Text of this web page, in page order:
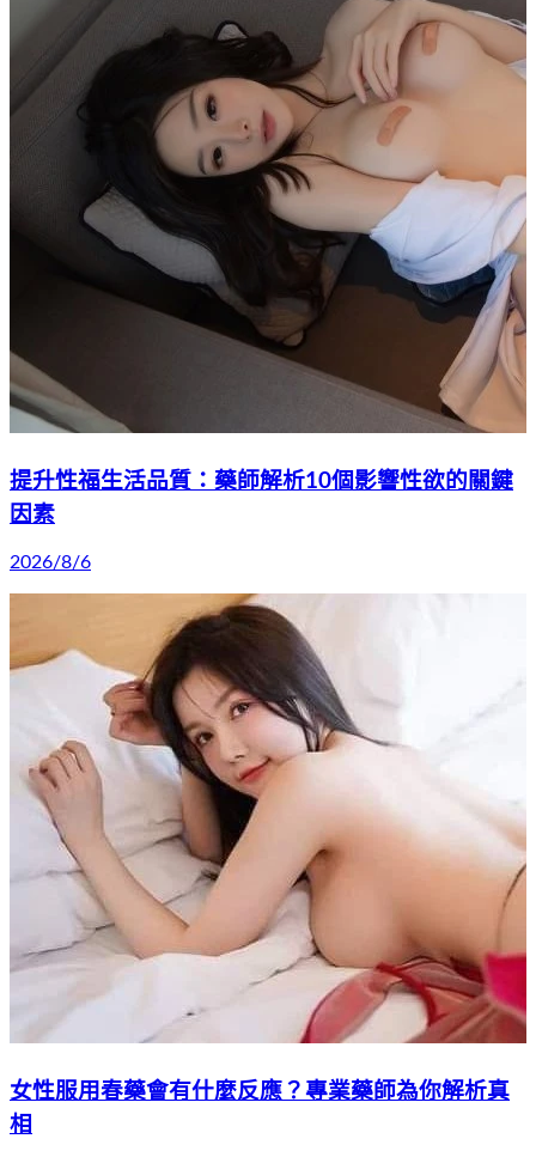
提升性福生活品質：藥師解析10個影響性欲的關鍵
因素
2026/8/6
女性服用春藥會有什麼反應？專業藥師為你解析真
相